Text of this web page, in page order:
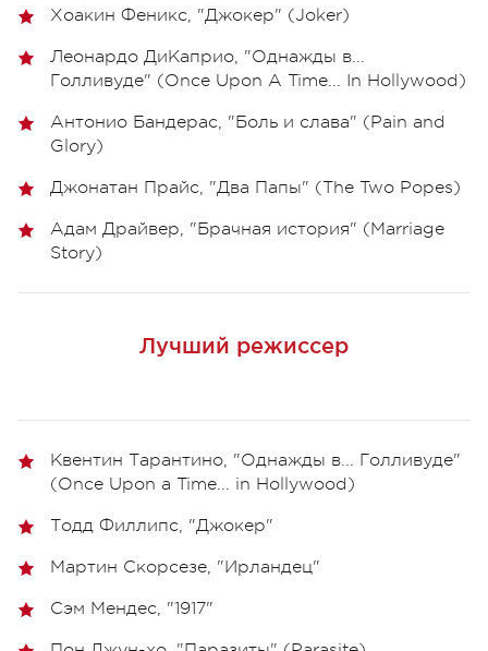
Хоакин Феникс, "Джокер" (Joker)
Леонардо ДиКаприо, "Однажды в...
Голливуде" (Once Upon A Time... In Hollywood)
Антонио Бандерас, "Боль и слава" (Pain and
Glory)
Джонатан Прайс, "Два Папы" (The Two Popes)
Адам Драйвер, "Брачная история" (Marriage
Story)
Лучший режиссер
Квентин Тарантино, "Однажды в... Голливуде"
(Once Upon a Time... in Hollywood)
Тодд Филлипс, "Джокер"
Мартин Скорсезе, "Ирландец"
Сэм Мендес, "1917"